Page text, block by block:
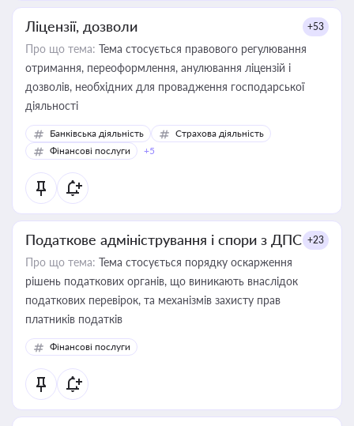
Ліцензії, дозволи +53
Про що тема: Тема стосується правового регулювання
отримання, переоформлення, анулювання ліцензій і
дозволів, необхідних для провадження господарської
діяльності
Банківська діяльність
Страхова діяльність
Фінансові послуги
+5
Податкове адміністрування і спори з ДПС +23
Про що тема: Тема стосується порядку оскарження
рішень податкових органів, що виникають внаслідок
податкових перевірок, та механізмів захисту прав
платників податків
Фінансові послуги